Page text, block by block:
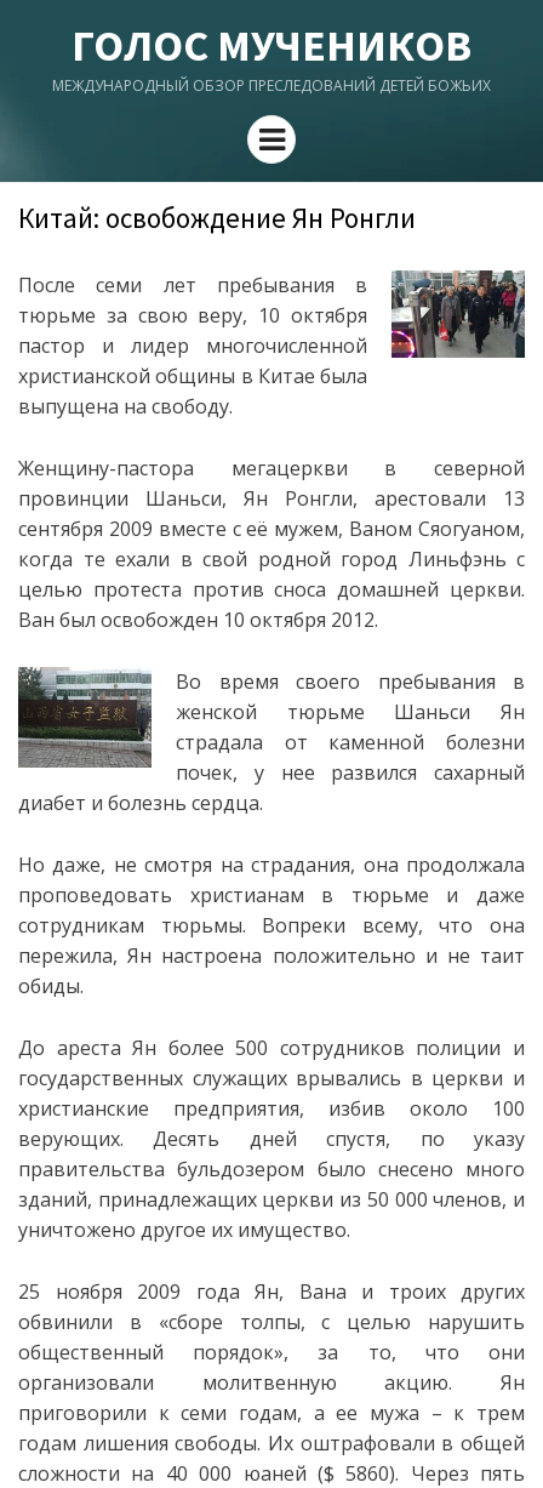
ГОЛОС МУЧЕНИКОВ
МЕЖДУНАРОДНЫЙ ОБЗОР ПРЕСЛЕДОВАНИЙ ДЕТЕЙ БОЖЬИХ
Menu
Китай: освобождение Ян Ронгли
После семи лет пребывания в
тюрьме за свою веру, 10 октября
пастор и лидер многочисленной
христианской общины в Китае была
выпущена на свободу.
Женщину-пастора мегацеркви в северной
провинции Шаньси, Ян Ронгли, арестовали 13
сентября 2009 вместе с её мужем, Ваном Сяогуаном,
когда те ехали в свой родной город Линьфэнь с
целью протеста против сноса домашней церкви.
Ван был освобожден 10 октября 2012.
Во время своего пребывания в
женской тюрьме Шаньси Ян
страдала от каменной болезни
почек, у нее развился сахарный
диабет и болезнь сердца.
Но даже, не смотря на страдания, она продолжала
проповедовать христианам в тюрьме и даже
сотрудникам тюрьмы. Вопреки всему, что она
пережила, Ян настроена положительно и не таит
обиды.
До ареста Ян более 500 сотрудников полиции и
государственных служащих врывались в церкви и
христианские предприятия, избив около 100
верующих. Десять дней спустя, по указу
правительства бульдозером было снесено много
зданий, принадлежащих церкви из 50 000 членов, и
уничтожено другое их имущество.
25 ноября 2009 года Ян, Вана и троих других
обвинили в «сборе толпы, с целью нарушить
общественный порядок», за то, что они
организовали молитвенную акцию. Ян
приговорили к семи годам, а ее мужа – к трем
годам лишения свободы. Их оштрафовали в общей
сложности на 40 000 юаней ($ 5860). Через пять